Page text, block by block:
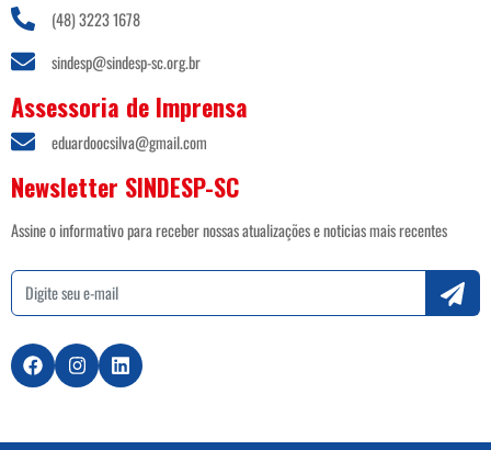
(48) 3223 1678
sindesp@sindesp-sc.org.br
Assessoria de Imprensa
eduardoocsilva@gmail.com
Newsletter SINDESP-SC
Assine o informativo para receber nossas atualizações e noticias mais recentes